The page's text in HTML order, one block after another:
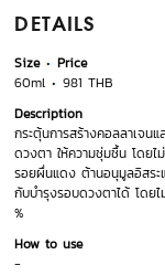
DETAILS
Size
Price
60ml
981 THB
Description
กระตุ้นการสร้างคอลลาเจน
ดวงตา ให้ความชุ่มชื้น โดยไ
รอยผื่นแดง ต้านอนุมูลอิสระ
กับบำรุงรอบดวงตาได้ โดย
%
How to use
-